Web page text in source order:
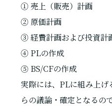
① 売上（販売）計画
② 原価計画
③ 経費計画および投資計
④ PLの作成
⑤ BS/CFの作成
実際には、PLに組み上
らの議論・確定となるの